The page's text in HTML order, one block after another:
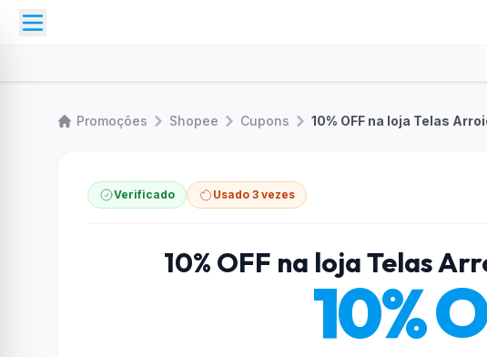
Promoções Shopee Cupons 10% OFF na loja Telas
Verificado Usado 3 vezes
10% OFF na loja Telas
10%